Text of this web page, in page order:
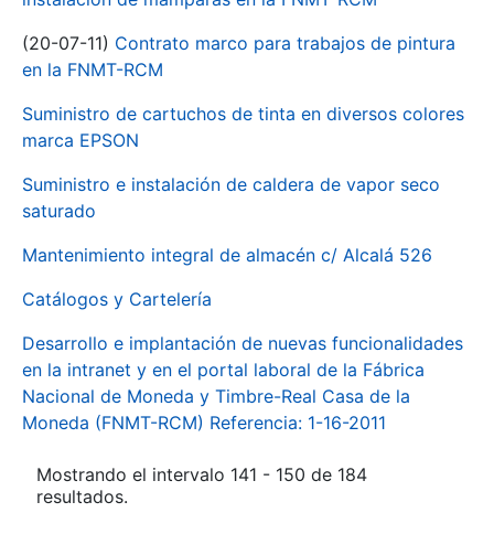
(20-07-11) Contrato marco para trabajos de pintura
en la FNMT-RCM
Suministro de cartuchos de tinta en diversos colores
marca EPSON
Suministro e instalación de caldera de vapor seco
saturado
Mantenimiento integral de almacén c/ Alcalá 526
Catálogos y Cartelería
Desarrollo e implantación de nuevas funcionalidades
en la intranet y en el portal laboral de la Fábrica
Nacional de Moneda y Timbre-Real Casa de la
Moneda (FNMT-RCM) Referencia: 1-16-2011
Mostrando el intervalo 141 - 150 de 184
resultados.